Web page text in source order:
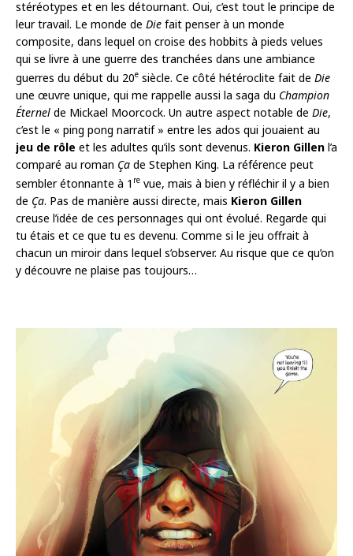
stéréotypes et en les détournant. Oui, c’est tout le principe de
leur travail. Le monde de Die fait penser à un monde
composite, dans lequel on croise des hobbits à pieds velues
qui se livre à une guerre des tranchées dans une ambiance
guerres du début du 20e siècle. Ce côté hétéroclite fait de Die
une œuvre unique, qui me rappelle aussi la saga du Champion
Éternel de Mickael Moorcock. Un autre aspect notable de Die,
c’est le « ping pong narratif » entre les ados qui jouaient au
jeu de rôle et les adultes qu’ils sont devenus. Kieron Gillen l’a
comparé au roman Ça de Stephen King. La référence peut
sembler étonnante à 1 re vue, mais à bien y réfléchir il y a bien
de Ça. Pas de manière aussi directe, mais Kieron Gillen
creuse l’idée de ces personnages qui ont évolué. Regarde qui
tu étais et ce que tu es devenu. Comme si le jeu offrait à
chacun un miroir dans lequel s’observer. Au risque que ce qu’on
y découvre ne plaise pas toujours…